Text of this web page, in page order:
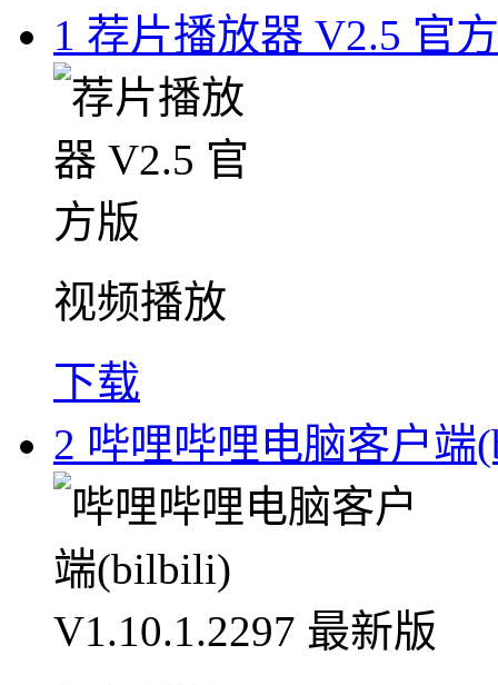
1 荐片播放器 V2.5 官
视频播放
下载
2 哔哩哔哩电脑客户端